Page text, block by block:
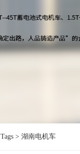
Tags > 湖南电机车